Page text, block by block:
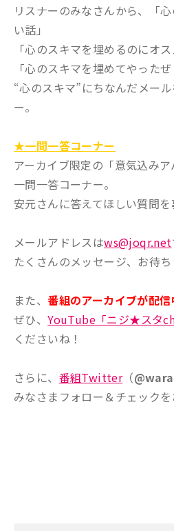
リスナーのみなさんから、「
い話」
「心のスキマを埋めるのにオス
「心のスキマを埋めてやった
“心のスキマ”にちなんだメー
ー。
★一問一答コーナー
アーカイブ限定の「意気込み
一問一答コーナー。
安元さんに答えてほしい質問を
メールアドレスはws@joqr.net
たくさんのメッセージ、お待ち
また、 番組のアーカイブが配信
ぜひ、YouTube「ニジ★スタch
くださいね！
さらに、 番組Twitter（
みなさまフォロー＆チェック